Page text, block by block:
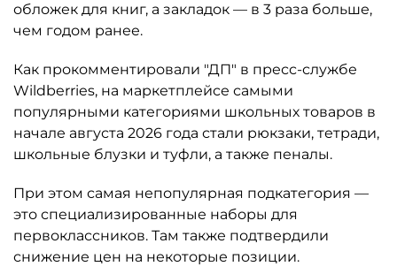
обложек для книг, а закладок — в 3 раза больше,
чем годом ранее.
Как прокомментировали "ДП" в пресс-службе
Wildberries, на маркетплейсе самыми
популярными категориями школьных товаров в
начале августа 2026 года стали рюкзаки, тетради,
школьные блузки и туфли, а также пеналы.
При этом самая непопулярная подкатегория —
это специализированные наборы для
первоклассников. Там также подтвердили
снижение цен на некоторые позиции.